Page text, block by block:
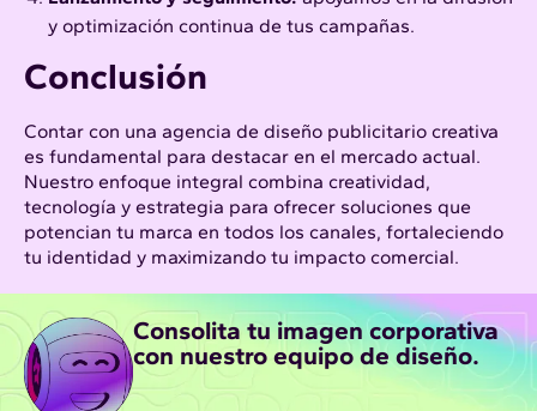
y optimización continua de tus campañas.
Conclusión
Contar con una agencia de diseño publicitario creativa
es fundamental para destacar en el mercado actual.
Nuestro enfoque integral combina creatividad,
tecnología y estrategia para ofrecer soluciones que
potencian tu marca en todos los canales, fortaleciendo
tu identidad y maximizando tu impacto comercial.
Consolita tu imagen corporativa
con nuestro equipo de diseño.